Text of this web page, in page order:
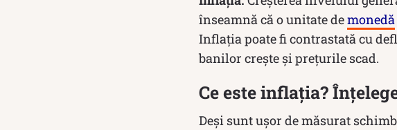
înseamnă că o unitate demonedă
Inflația poate fi contrastată cu
banilor crește și prețurile scad.
Ce este inflația?
Deși sunt ușor de măsurat